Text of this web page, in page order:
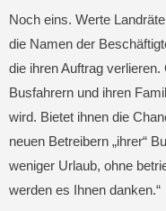
Noch eins. Werte
die Namen der
die ihren Auftrag
Busfahrern und ihren
wird. Bietet ihnen die
neuen Betreibern „ihrer“
weniger Urlaub, ohne
werden es Ihnen danken.“